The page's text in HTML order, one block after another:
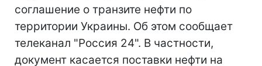
соглашение о транзите нефти по
территории Украины. Об этом сообщает
телеканал "Россия 24". В частности,
документ касается поставки нефти на